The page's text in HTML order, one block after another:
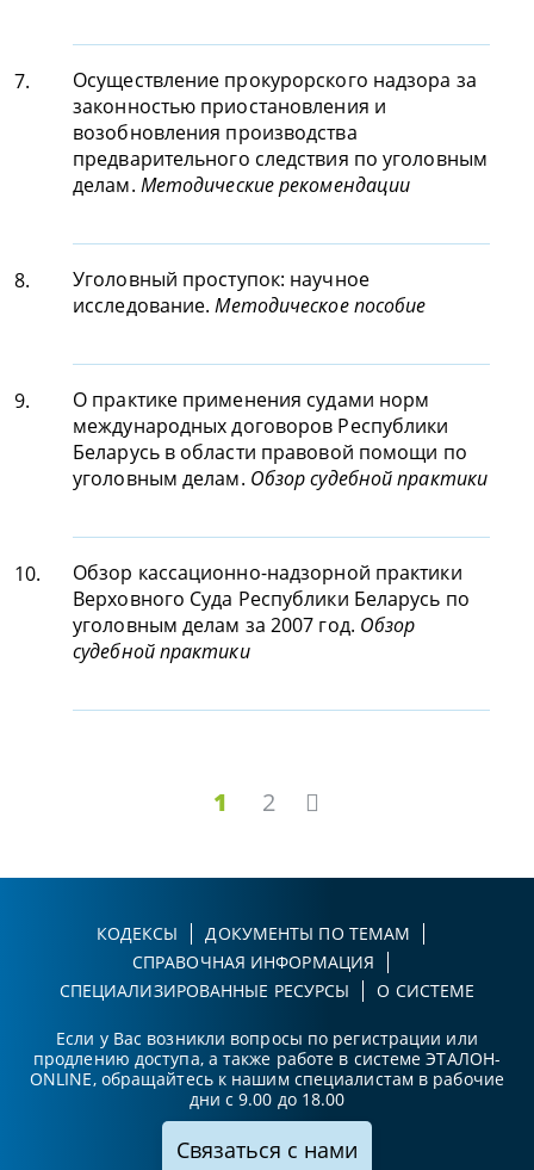
7.
Осуществление прокурорского надзора за
законностью приостановления и
возобновления производства
предварительного следствия по уголовным
делам. Методические рекомендации
8.
Уголовный проступок: научное
исследование.Методическое пособие
9.
О практике применения судами норм
международных договоров Республики
Беларусь в области правовой помощи по
уголовным делам. Обзор судебной практики
10.
Обзор кассационно-надзорной практики
Верховного Суда Республики Беларусь по
уголовным делам за 2007 год. Обзор
судебной практики
1 2
КОДЕКСЫ
ДОКУМЕНТЫ ПО ТЕМАМ
СПРАВОЧНАЯ ИНФОРМАЦИЯ
СПЕЦИАЛИЗИРОВАННЫЕ РЕСУРСЫ
О СИСТЕМЕ
Если у Вас возникли вопросы по регистрации или
продлению доступа, а также работе в системе ЭТАЛОН-
ONLINE, обращайтесь к нашим специалистам в рабочие
дни с 9.00 до 18.00
Связаться с нами